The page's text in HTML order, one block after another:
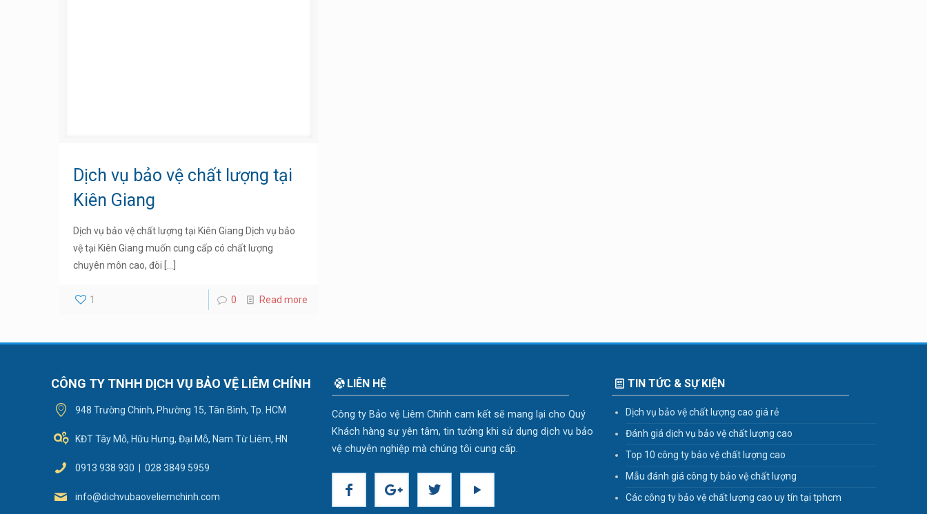
Dịch vụ bảo vệ chất lượng tại
Kiên Giang
Dịch vụ bảo vệ chất lượng tại Kiên Giang Dịch vụ bảo
vệ tại Kiên Giang muốn cung cấp có chất lượng
chuyên môn cao, đòi
1 0 Read more
CÔNG TY TNHH DỊCH VỤ BẢO VỆ LIÊM CHÍNH
948 Trường Chinh, Phường 15, Tân Bình, Tp. HCM
KĐT Tây Mỗ, Hữu Hưng, Đại Mỗ, Nam Từ Liêm, HN
0913 938 930 | 028 3849 5959
info@dichvubaoveliemchinh.com
LIÊN HỆ
Công ty Bảo vệ Liêm Chính cam kết sẽ mang lại cho Quý
Khách hàng sự yên tâm, tin tưởng khi sử dụng dịch vụ bảo
vệ chuyên nghiệp mà chúng tôi cung cấp.
TIN TỨC & SỰ KIỆN
Dịch vụ bảo vệ chất lượng cao giá rẻ
Đánh giá dịch vụ bảo vệ chất lượng cao
Top 10 công ty bảo vệ chất lượng cao
Mẫu đánh giá công ty bảo vệ chất lượng
Các công ty bảo vệ chất lượng cao uy tín tại tphcm